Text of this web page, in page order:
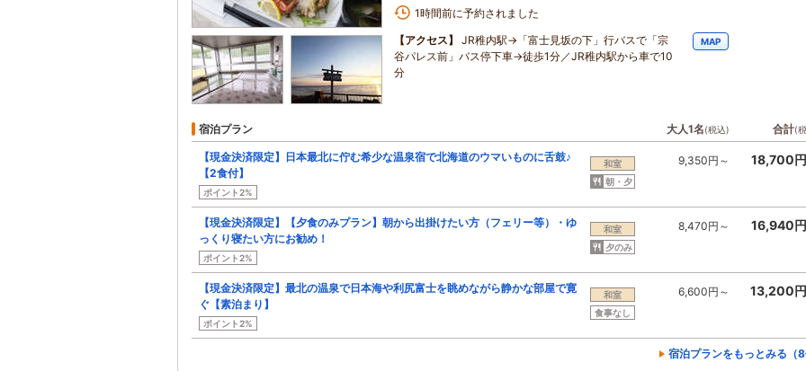
1時間前に予約されました
【アクセス】
JR稚内駅→「富士見坂の下」行バスで「宗
谷パレス前」バス停下車→徒歩1分／JR稚内駅から車で10
分
MAP
宿泊プラン 大人1名(税込) 合計(
【現金決済限定】日本最北に佇む希少な温泉宿で北海道のウマいものに舌鼓♪
【2食付】
ポイント2%
和室
朝・夕
9,350円～ 18,700
【現金決済限定】【夕食のみプラン】朝から出掛けたい方（フェリー等）・ゆ
っくり寝たい方にお勧め！
ポイント2%
和室
夕のみ
8,470円～ 16,940
【現金決済限定】最北の温泉で日本海や利尻富士を眺めながら静かな部屋で寛
ぐ【素泊まり】
ポイント2%
和室
食事なし
6,600円～ 13,200
宿泊プランをもっとみる（8